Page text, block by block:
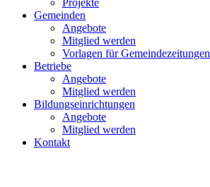
Projekte
Gemeinden
Angebote
Mitglied werden
Vorlagen für Gemeindezeitungen
Betriebe
Angebote
Mitglied werden
Bildungseinrichtungen
Angebote
Mitglied werden
Kontakt